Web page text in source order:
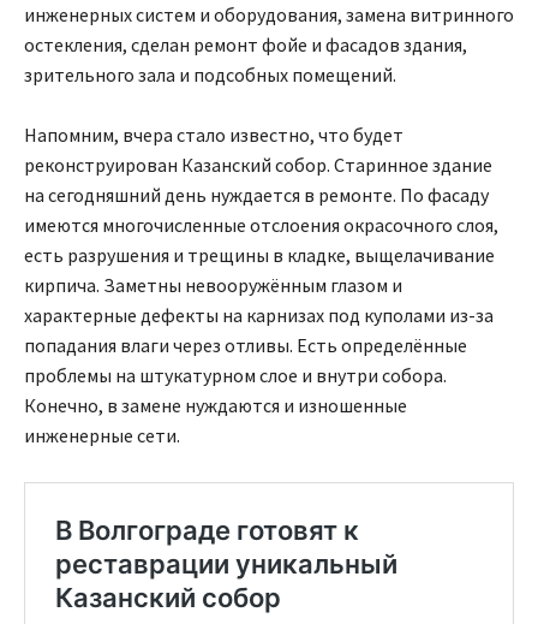
инженерных систем и оборудования, замена витринного
остекления, сделан ремонт фойе и фасадов здания,
зрительного зала и подсобных помещений.
Напомним, вчера стало известно, что будет
реконструирован Казанский собор. Старинное здание
на сегодняшний день нуждается в ремонте. По фасаду
имеются многочисленные отслоения окрасочного слоя,
есть разрушения и трещины в кладке, выщелачивание
кирпича. Заметны невооружённым глазом и
характерные дефекты на карнизах под куполами из-за
попадания влаги через отливы. Есть определённые
проблемы на штукатурном слое и внутри собора.
Конечно, в замене нуждаются и изношенные
инженерные сети.